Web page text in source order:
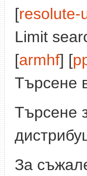
[resolute-
Limit
[armhf] [
Търсене
Търсене
За